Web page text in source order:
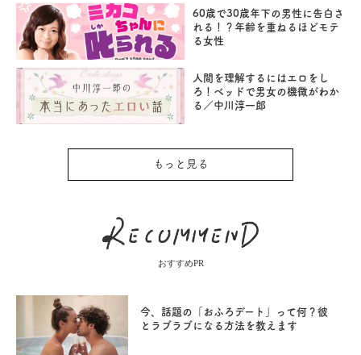
60歳で30歳年下の男性に告白さ
れる！？年齢を重ねるほどモテ
る女性
人間を理解するにはエロをし
ろ！ベッドで男女の機微がわか
る／中川淳一郎
もっと見る
おすすめPR
今、話題の「おふろデート」って何？彼
とラブラブになる方法を教えます